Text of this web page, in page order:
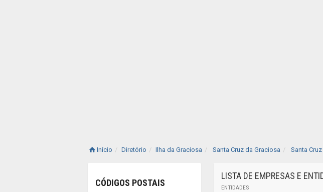
Início Diretório Ilha da Graciosa Santa Cruz da Graciosa Santa
CÓDIGOS POSTAIS
LISTA DE EMPRESAS E
ENTIDADES